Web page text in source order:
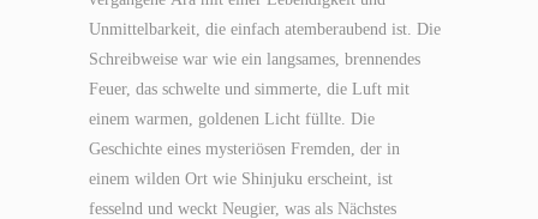
Unmittelbarkeit, die einfach atemberaubend ist. Die
Schreibweise war wie ein langsames, brennendes
Feuer, das schwelte und simmerte, die Luft mit
einem warmen, goldenen Licht füllte. Die
Geschichte eines mysteriösen Fremden, der in
einem wilden Ort wie Shinjuku erscheint, ist
fesselnd und weckt Neugier, was als Nächstes